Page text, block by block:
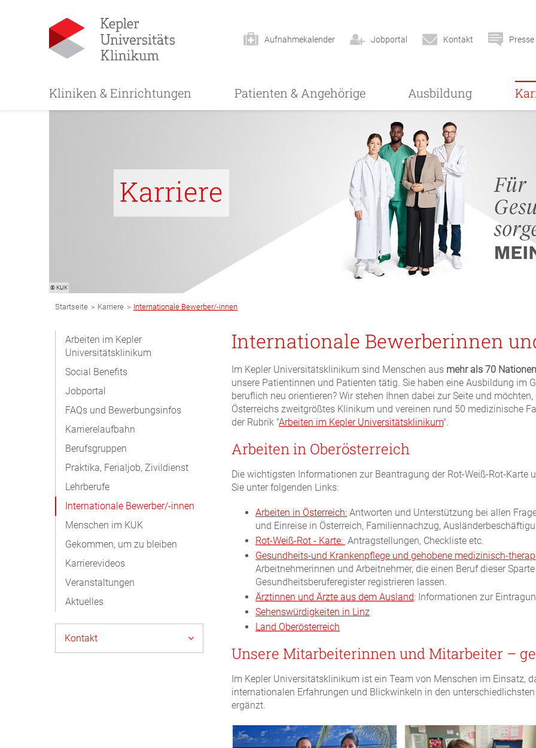
Aufnahmekalender Jobportal Kontakt Presse
Kliniken & Einrichtungen Patienten & Angehörige Ausbildung
Karriere
© KUK
Breadcrumb
Navigation
Startseite > Karriere > Internationale Bewerber/-innen
Subnavigation
Desktop
Arbeiten im Kepler
Universitätsklinikum
Social Benefits
Jobportal
FAQs und Bewerbungsinfos
Karrierelaufbahn
Berufsgruppen
Praktika, Ferialjob, Zivildienst
Lehrberufe
Internationale Bewerber/-innen
Menschen im KUK
Gekommen, um zu bleiben
Karrierevideos
Veranstaltungen
Aktuelles
Kontakt
Internationale Bewerberinnen
Im Kepler Universitätsklinikum sind Menschen aus mehr als 70 Nationen
unsere Patientinnen und Patienten tätig. Sie haben eine Ausbildung im
beruflich neu orientieren? Wir stehen Ihnen dabei zur Seite und
Österreichs zweitgrößtes Klinikum und vereinen rund 50 medizinische
der Rubrik "Arbeiten im Kepler Universitätsklinikum".
Arbeiten in Oberösterreich
Die wichtigsten Informationen zur Beantragung der Rot-Weiß-Rot-Karte
Sie unter folgenden Links:
​Arbeiten in Österreich: Antworten und Unterstützung bei allen
und Einreise in Österreich, Familiennachzug,
Rot-Weiß-Rot - Karte: ​ Antragstellungen, Checkliste etc.
Gesundheits-und Krankenpflege und gehobene medizinisch-
Arbeitnehmerinnen und Arbeitnehmer, die einen Beruf dieser
Gesundheitsberuferegister registrieren lassen.
Ärztinnen und Ärzte aus dem Ausland: Informationen zur
Sehenswürdigkeiten in Linz
Land Oberösterreich
Unsere Mitarbeiterinnen und Mitarbeiter –
Im Kepler Universitätsklinikum ist ein Team von Menschen im Einsatz,
internationalen Erfahrungen und Blickwinkeln in den
ergänzt.